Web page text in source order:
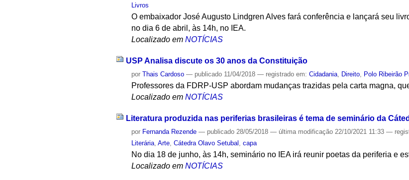
Livros
O embaixador José Augusto Lindgren Alves fará conferência e lançará seu
no dia 6 de abril, às 14h, no IEA.
Localizado em NOTÍCIAS
USP Analisa discute os 30 anos da Constituição
porThais Cardoso — publicado 11/04/2018— registrado em:Cidadania, Direito, Polo Ribeirão
Professores da FDRP-USP abordam mudanças trazidas pela carta magna,
Localizado em NOTÍCIAS
Literatura produzida nas periferias brasileiras é tema de seminário da
por Fernanda Rezende — publicado 28/05/2018— última modificação 22/10/2021 11:33—
Literária ,Arte ,Cátedra Olavo Setubal ,capa
No dia 18 de junho, às 14h, seminário no IEA irá reunir poetas da periferia e
Localizado em NOTÍCIAS